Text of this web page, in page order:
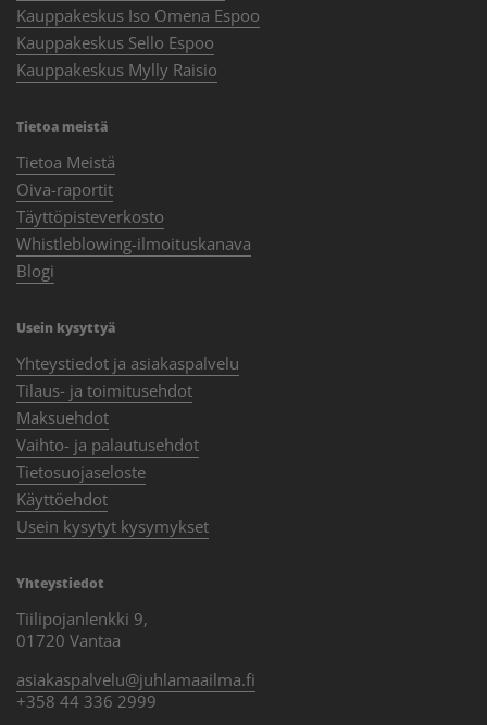
Kauppakeskus Iso Omena Espoo
Kauppakeskus Sello Espoo
Kauppakeskus Mylly Raisio
Tietoa meistä
Tietoa Meistä
Oiva-raportit
Täyttöpisteverkosto
Whistleblowing-ilmoituskanava
Blogi
Usein kysyttyä
Yhteystiedot ja asiakaspalvelu
Tilaus- ja toimitusehdot
Maksuehdot
Vaihto- ja palautusehdot
Tietosuojaseloste
Käyttöehdot
Usein kysytyt kysymykset
Yhteystiedot
Tiilipojanlenkki 9,
01720 Vantaa
asiakaspalvelu@juhlamaailma.fi
+358 44 336 2999